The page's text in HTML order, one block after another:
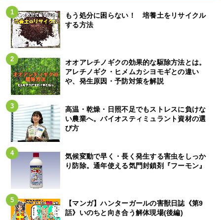
もう処分に困らない！ 培養土をリサイクル
する方法
オオアレチノギクの効果的な駆除方法とは。
アレチノギク・ヒメムカシヨモギとの違い
や、発生原因・予防対策を解説
高温・乾燥・日照不足でもストレスに負けな
い農業へ。バイオスティミュラント資材の選
び方
気候変動で早く・長く発生する害虫をしっか
り防除。通年使える気門封鎖剤『フーモン』
【マンガ】ハンターガールの害獣日誌《第9
話》いのちと向き合う解体現場(後編)